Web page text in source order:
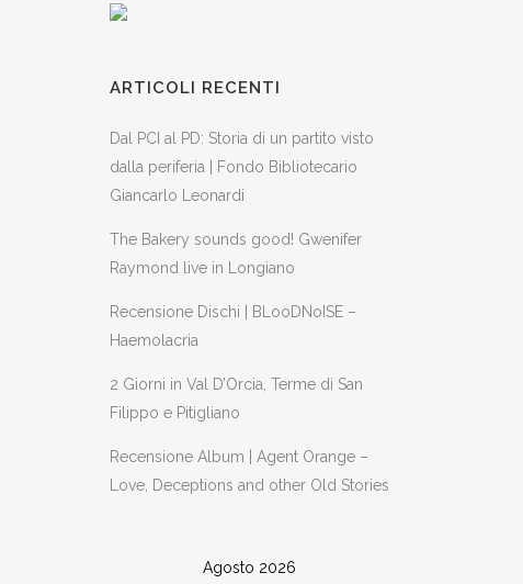
ARTICOLI RECENTI
Dal PCI al PD: Storia di un partito visto
dalla periferia | Fondo Bibliotecario
Giancarlo Leonardi
The Bakery sounds good! Gwenifer
Raymond live in Longiano
Recensione Dischi | BLooDNoISE –
Haemolacria
2 Giorni in Val D’Orcia, Terme di San
Filippo e Pitigliano
Recensione Album | Agent Orange –
Love, Deceptions and other Old Stories
Agosto 2026